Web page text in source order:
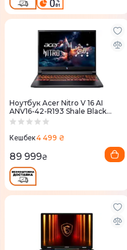
Ноутбук Acer Nitro V 16 AI
ANV16-42-R193 Shale Black
(NH.U1FEU.00B)
Кешбек4 499 ₴
89 999₴